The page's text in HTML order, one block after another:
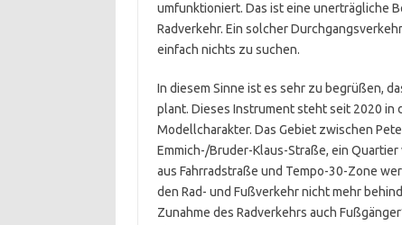
umfunktioniert. Das ist eine unerträgliche
Radverkehr. Ein solcher
einfach nichts zu suchen.
In diesem Sinne ist es sehr zu begrüßen,
plant. Dieses Instrument steht seit 2020
Modellcharakter. Das Gebiet zwischen
Emmich-/Bruder-Klaus-Straße, ein
aus Fahrradstraße und Tempo-30-Zone
den Rad- und Fußverkehr nicht mehr
Zunahme des Radverkehrs auch